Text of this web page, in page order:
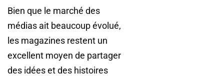
Bien que le marché des
médias ait beaucoup évolué,
les magazines restent un
excellent moyen de partager
des idées et des histoires